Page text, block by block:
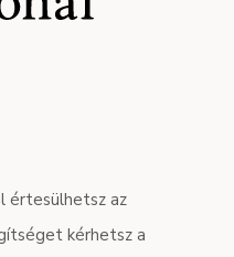
értesülhetsz az
kérhetsz a